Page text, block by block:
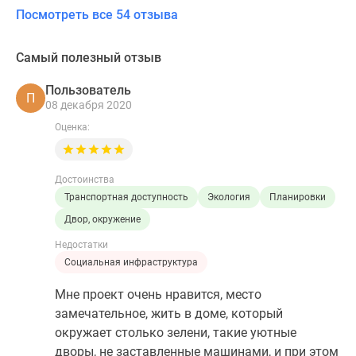
Посмотреть все 54 отзыва
Самый полезный отзыв
П
Пользователь
08 декабря 2020
Оценка:
Достоинства
Транспортная доступность
Экология
Планировки
Двор, окружение
Недостатки
Социальная инфраструктура
Мне проект очень нравится, место
замечательное, жить в доме, который
окружает столько зелени, такие уютные
дворы, не заставленные машинами, и при этом